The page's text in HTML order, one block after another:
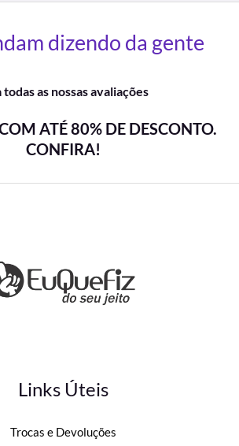
dizendo da gente
todas as nossas avaliações
ATÉ 80% DE DESCONTO.
CONFIRA!
Links Úteis
Trocas e Devoluções